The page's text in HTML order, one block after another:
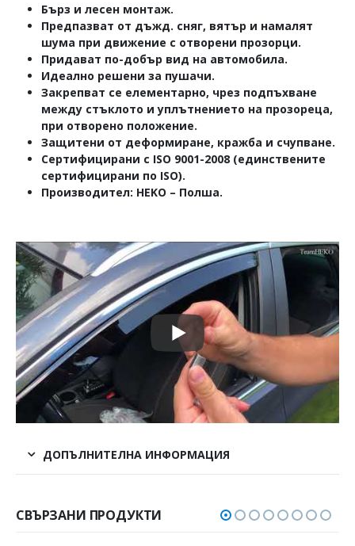
Бърз и лесен монтаж.
Предпазват от дъжд. сняг, вятър и намалят
шума при движение с отворени прозорци.
Придават по-добър вид на автомобила.
Идеално решени за пушачи.
Закрепват се елементарно, чрез подпъхване
между стъклото и уплътнението на прозореца,
при отворено положение.
Защитени от деформиране, кражба и счупване.
Сертифицирани с ISO 9001-2008 (единствените
сертифицирани по ISO).
Производител: HEKO – Полша.
ДОПЪЛНИТЕЛНА ИНФОРМАЦИЯ
СВЪРЗАНИ ПРОДУКТИ